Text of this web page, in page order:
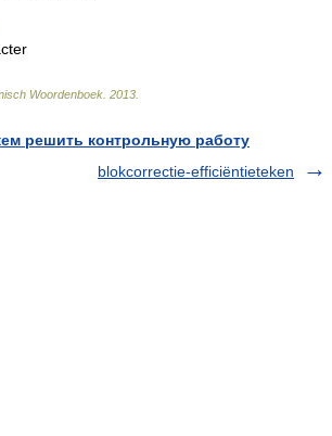
Woordenboek 2013
решить контрольную работу
blokcorrectie-efficiëntieteken